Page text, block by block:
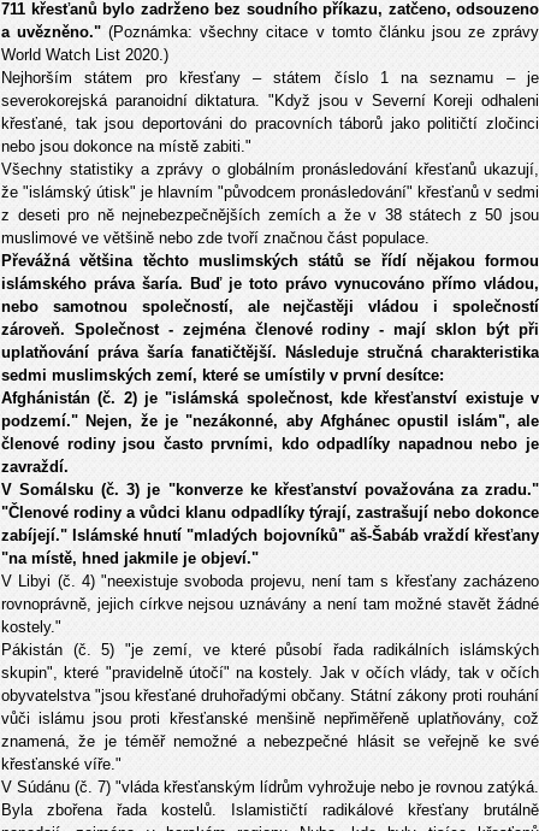
711 křesťanů bylo zadrženo bez soudního příkazu, zatčeno, odsouzeno
a uvězněno." (Poznámka: všechny citace v tomto článku jsou ze zprávy
World Watch List 2020.)
Nejhorším státem pro křesťany – státem číslo 1 na seznamu – je
severokorejská paranoidní diktatura. "Když jsou v Severní Koreji odhaleni
křesťané, tak jsou deportováni do pracovních táborů jako političtí zločinci
nebo jsou dokonce na místě zabiti."
Všechny statistiky a zprávy o globálním pronásledování křesťanů ukazují,
že "islámský útisk" je hlavním "původcem pronásledování" křesťanů v sedmi
z deseti pro ně nejnebezpečnějších zemích a že v 38 státech z 50 jsou
muslimové ve většině nebo zde tvoří značnou část populace.
Převážná většina těchto muslimských států se řídí nějakou formou
islámského práva šaría. Buď je toto právo vynucováno přímo vládou,
nebo samotnou společností, ale nejčastěji vládou i společností
zároveň. Společnost - zejména členové rodiny - mají sklon být při
uplatňování práva šaría fanatičtější. Následuje stručná charakteristika
sedmi muslimských zemí, které se umístily v první desítce:
Afghánistán (č. 2) je "islámská společnost, kde křesťanství existuje v
podzemí." Nejen, že je "nezákonné, aby Afghánec opustil islám", ale
členové rodiny jsou často prvními, kdo odpadlíky napadnou nebo je
zavraždí.
V Somálsku (č. 3) je "konverze ke křesťanství považována za zradu."
"Členové rodiny a vůdci klanu odpadlíky týrají, zastrašují nebo dokonce
zabíjejí." Islámské hnutí "mladých bojovníků" aš-Šabáb vraždí křesťany
"na místě, hned jakmile je objeví."
V Libyi (č. 4) "neexistuje svoboda projevu, není tam s křesťany zacházeno
rovnoprávně, jejich církve nejsou uznávány a není tam možné stavět žádné
kostely."
Pákistán (č. 5) "je zemí, ve které působí řada radikálních islámských
skupin", které "pravidelně útočí" na kostely. Jak v očích vlády, tak v očích
obyvatelstva "jsou křesťané druhořadými občany. Státní zákony proti rouhání
vůči islámu jsou proti křesťanské menšině nepřiměřeně uplatňovány, což
znamená, že je téměř nemožné a nebezpečné hlásit se veřejně ke své
křesťanské víře."
V Súdánu (č. 7) "vláda křesťanským lídrům vyhrožuje nebo je rovnou zatýká.
Byla zbořena řada kostelů. Islamističtí radikálové křesťany brutálně